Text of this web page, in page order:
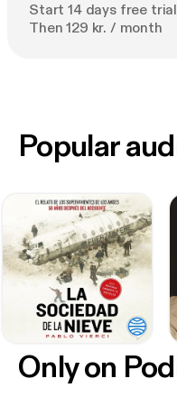
Start 14 days free trial
Then 129 kr. / month
Only on
Popular